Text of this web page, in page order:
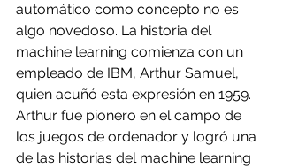
automático como concepto no es
algo novedoso. La historia del
machine learning comienza con un
empleado de IBM, Arthur Samuel,
quien acuñó esta expresión en 1959.
Arthur fue pionero en el campo de
los juegos de ordenador y logró una
de las historias del machine learning